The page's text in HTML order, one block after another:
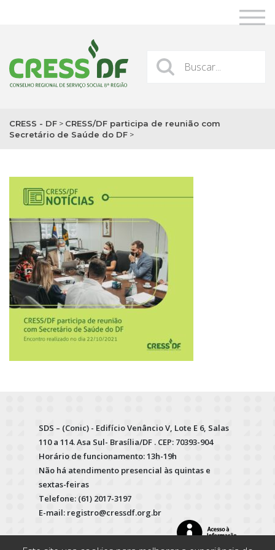
CRESS - DF > CRESS/DF participa de reunião com
Secretário de Saúde do DF >
SDS – (Conic) - Edifício Venâncio V, Lote E 6, Salas
110 a 114. Asa Sul- Brasília/DF . CEP: 70393-904
Horário de funcionamento: 13h-19h
Não há atendimento presencial às quintas e
sextas-feiras
Telefone: (61) 2017-3197
E-mail: registro@cressdf.org.br